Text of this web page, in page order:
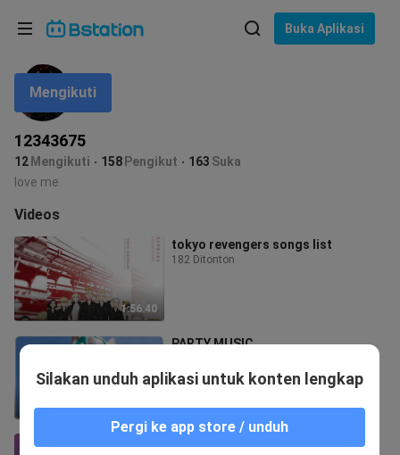
Buka Aplikasi
12343675
12 Mengikuti 158 Pengikut 163 Suka
Mengikuti
love me
Videos
1:56:40
tokyo revengers songs list
182 Ditonton
56:50
PARTY MUSIC
Bahasa: Bahasa Indonesia
Pilih bahasa
English
ภาษาไทย
Tiếng Việt
Bahasa Indonesia
Bahasa Melayu
Silakan unduh aplikasi untuk konten lengkap
Pergi ke app store / unduh